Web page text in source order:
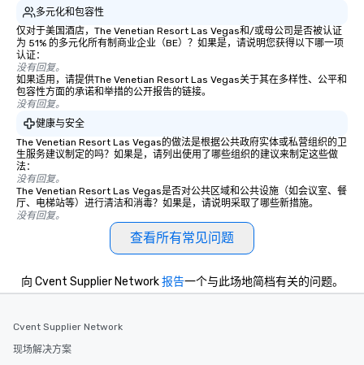
多元化和包容性
仅对于美国酒店，The Venetian Resort Las Vegas和/或母公司是否被认证
为 51% 的多元化所有制商业企业（BE）？如果是，请说明您获得以下哪一项
认证：
没有回复。
如果适用，请提供The Venetian Resort Las Vegas关于其在多样性、公平和
包容性方面的承诺和举措的公开报告的链接。
没有回复。
健康与安全
The Venetian Resort Las Vegas的做法是根据公共政府实体或私营组织的卫
生服务建议制定的吗？如果是，请列出使用了哪些组织的建议来制定这些做
法：
没有回复。
The Venetian Resort Las Vegas是否对公共区域和公共设施（如会议室、餐
厅、电梯站等）进行清洁和消毒？如果是，请说明采取了哪些新措施。
没有回复。
查看所有常见问题
向 Cvent Supplier Network报告一个与此场地简档有关的问题。
Cvent Supplier Network
现场解决方案